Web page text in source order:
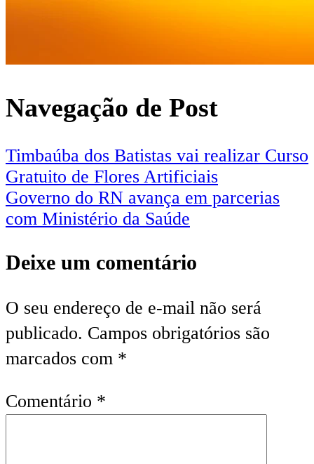
Navegação de Post
Timbaúba dos Batistas vai realizar Curso
Gratuito de Flores Artificiais
Governo do RN avança em parcerias
com Ministério da Saúde
Deixe um comentário
O seu endereço de e-mail não será
publicado. Campos obrigatórios são
marcados com *
Comentário *